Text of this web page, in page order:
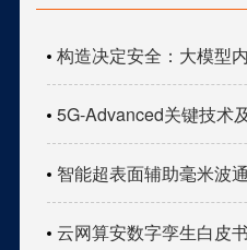
构造决定安全：大模型
5G-Advanced关键技术
智能超表面辅助毫米波
云网算安数字孪生白皮